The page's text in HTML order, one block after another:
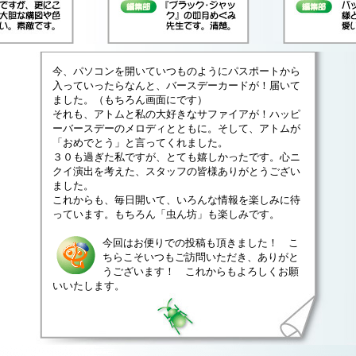
今、パソコンを開いていつものようにパスポートから
入っていったらなんと、バースデーカードが！届いて
ました。（もちろん画面にです）
それも、アトムと私の大好きなサファイアが！ハッピ
ーバースデーのメロディとともに。そして、アトムが
「おめでとう」と言ってくれました。
３０も過ぎた私ですが、とても嬉しかったです。心ニ
クイ演出を考えた、スタッフの皆様ありがとうござい
ました。
これからも、毎日開いて、いろんな情報を楽しみに待
っています。もちろん「虫ん坊」も楽しみです。
今回はお便りでの投稿も頂きました！ こ
ちらこそいつもご訪問いただき、ありがと
うございます！ これからもよろしくお願
いいたします。